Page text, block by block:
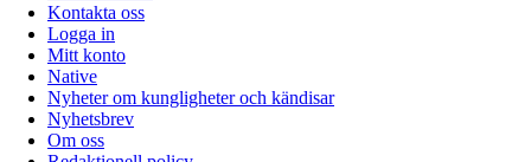
Kontakta oss
Logga in
Mitt konto
Native
Nyheter om kungligheter och kändisar
Nyhetsbrev
Om oss